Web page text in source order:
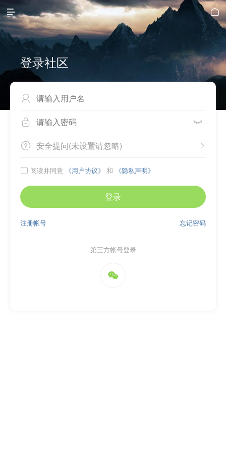
 
登录社区

 
 
安全提问(未设置请忽略)
 阅读并同意 《用户协议》 和 《隐私声明》
登录
忘记密码
注册帐号
第三方帐号登录
